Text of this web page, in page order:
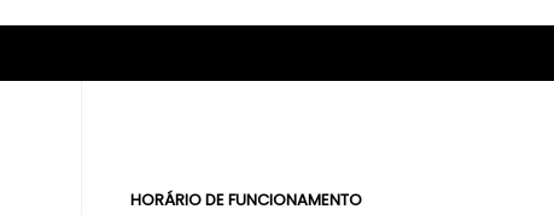
HORÁRIO DE FUNCIONAMENTO